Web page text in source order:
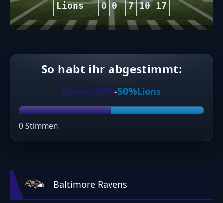
Lions
0 0 7 10 17
So habt ihr abgestimmt:
Ravens50%-50%Lions
0 Stimmen
Baltimore Ravens